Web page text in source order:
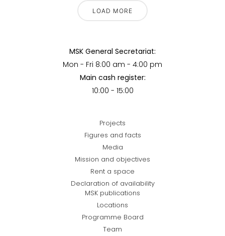
LOAD MORE
MSK General Secretariat:
Mon - Fri 8:00 am - 4:00 pm
Main cash register:
10:00 - 15:00
Projects
Figures and facts
Media
Mission and objectives
Rent a space
Declaration of availability
MSK publications
Locations
Programme Board
Team